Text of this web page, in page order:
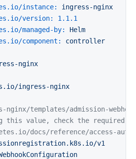
instance:
ingress-nginx
version:
1.1 .1
managed-by:
Helm
component:
controller
nginx
ingress-nginx
nginx/templates/admission-
this value, check the required
docs/reference/access-
v1